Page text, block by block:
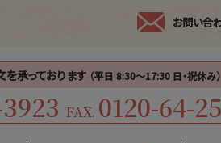
お問い合
を承っております （平日 8:30〜17:30 日・祝休み）
FAX. 0120-64-